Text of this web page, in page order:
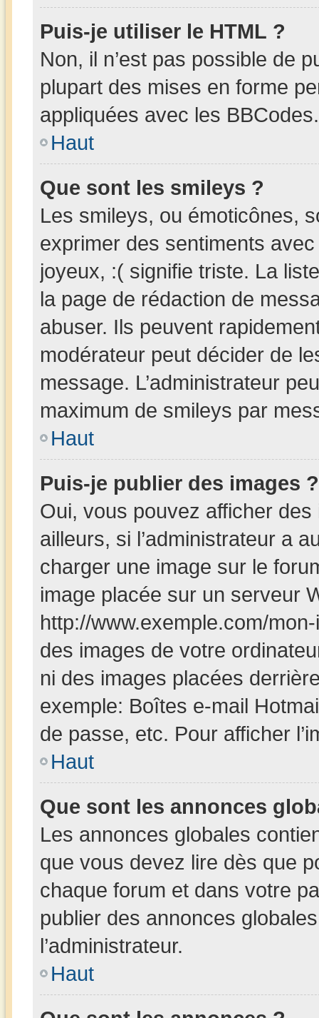
Puis-je utiliser le HTML ?
Non, il n’est pas possible de
plupart des mises en forme
appliquées avec les BBCodes.
Haut
Que sont les smileys ?
Les smileys, ou émoticônes,
exprimer des sentiments
joyeux, :( signifie triste. La
la page de rédaction de
abuser. Ils peuvent
modérateur peut décider de
message. L’administrateur
maximum de smileys par
Haut
Puis-je publier des images ?
Oui, vous pouvez afficher
ailleurs, si l’administrateur a
charger une image sur le
image placée sur un serveur
http://www.exemple.com/
des images de votre
ni des images placées
exemple: Boîtes e-mail
de passe, etc. Pour afficher
Haut
Que sont les annonces
Les annonces globales
que vous devez lire dès que
chaque forum et dans votre
publier des annonces
l’administrateur.
Haut